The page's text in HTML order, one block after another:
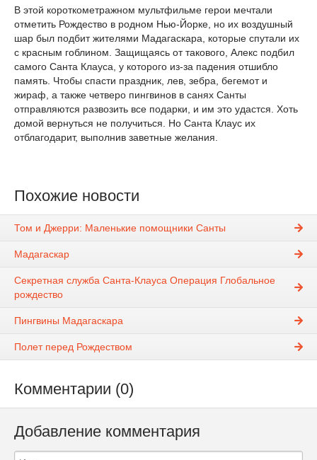
В этой короткометражном мультфильме герои мечтали
отметить Рождество в родном Нью-Йорке, но их воздушный
шар был подбит жителями Мадагаскара, которые спутали их
с красным гоблином. Защищаясь от такового, Алекс подбил
самого Санта Клауса, у которого из-за падения отшибло
память. Чтобы спасти праздник, лев, зебра, бегемот и
жираф, а также четверо пингвинов в санях Санты
отправляются развозить все подарки, и им это удастся. Хоть
домой вернуться не получиться. Но Санта Клаус их
отблагодарит, выполнив заветные желания.
Похожие новости
Том и Джерри: Маленькие помощники Санты
Мадагаскар
Секретная служба Санта-Клауса Операция Глобальное
рождество
Пингвины Мадагаскара
Полет перед Рождеством
Комментарии (0)
Добавление комментария